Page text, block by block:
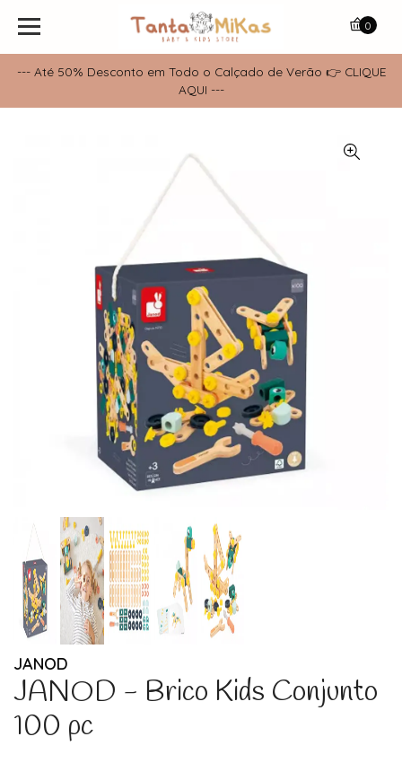
--- Até 50% Desconto em Todo o Calçado de Verão 👉 CLIQUE
AQUI ---
0
JANOD
JANOD - Brico Kids Conjunto
100 pc